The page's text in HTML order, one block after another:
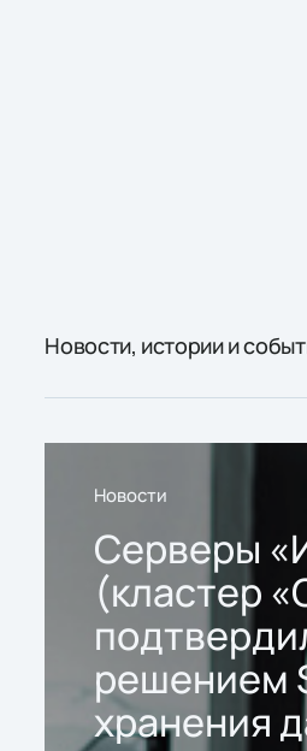
Новости, истории и
Новости
Серверы
(кластер
решением
хранения